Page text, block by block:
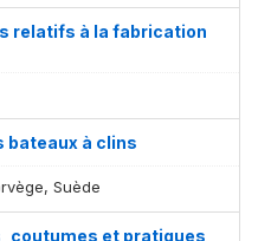
relatifs à la fabrication
bateaux à clins
Suède
coutumes et pratiques